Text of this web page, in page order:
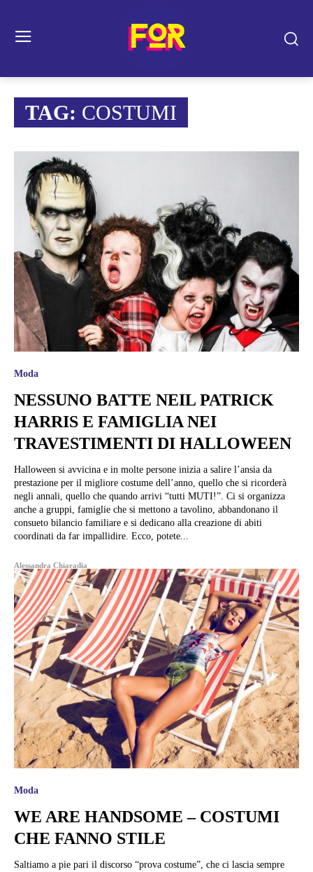
TAG: COSTUMI
Moda
NESSUNO BATTE NEIL PATRICK
HARRIS E FAMIGLIA NEI
TRAVESTIMENTI DI HALLOWEEN
Halloween si avvicina e in molte persone inizia a salire l’ansia da
prestazione per il migliore costume dell’anno, quello che si ricorderà
negli annali, quello che quando arrivi “tutti MUTI!”. Ci si organizza
anche a gruppi, famiglie che si mettono a tavolino, abbandonano il
consueto bilancio familiare e si dedicano alla creazione di abiti
coordinati da far impallidire. Ecco, potete...
Alessandra Chiaradia
Moda
WE ARE HANDSOME – COSTUMI
CHE FANNO STILE
Saltiamo a pie pari il discorso “prova costume”, che ci lascia sempre